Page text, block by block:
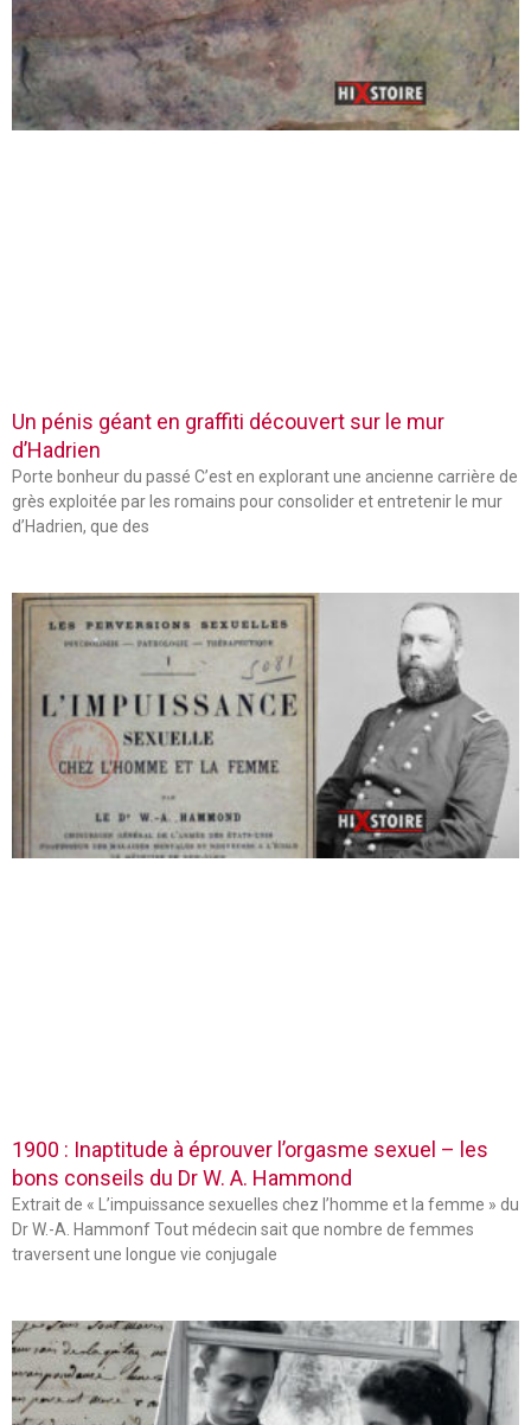
Un pénis géant en graffiti découvert sur le mur
d’Hadrien
Porte bonheur du passé C’est en explorant une ancienne carrière de
grès exploitée par les romains pour consolider et entretenir le mur
d’Hadrien, que des
1900 : Inaptitude à éprouver l’orgasme sexuel – les
bons conseils du Dr W. A. Hammond
Extrait de « L’impuissance sexuelles chez l’homme et la femme » du
Dr W.-A. Hammonf Tout médecin sait que nombre de femmes
traversent une longue vie conjugale